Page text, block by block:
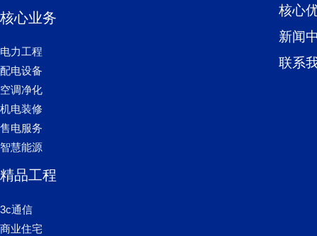
核心业务
电力工程
配电设备
空调净化
机电装修
售电服务
智慧能源
精品工程
3c通信
商业住宅
核心
新闻
联系